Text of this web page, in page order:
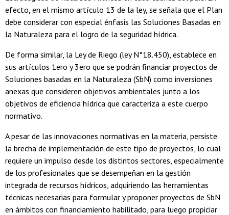
efecto, en el mismo artículo 13 de la ley, se señala que el Plan
debe considerar con especial énfasis las Soluciones Basadas en
la Naturaleza para el logro de la seguridad hídrica.
De forma similar, la Ley de Riego (ley N°18.450), establece en
sus artículos 1ero y 3ero que se podrán financiar proyectos de
Soluciones basadas en la Naturaleza (SbN) como inversiones
anexas que consideren objetivos ambientales junto a los
objetivos de eficiencia hídrica que caracteriza a este cuerpo
normativo.
A pesar de las innovaciones normativas en la materia, persiste
la brecha de implementación de este tipo de proyectos, lo cual
requiere un impulso desde los distintos sectores, especialmente
de los profesionales que se desempeñan en la gestión
integrada de recursos hídricos, adquiriendo las herramientas
técnicas necesarias para formular y proponer proyectos de SbN
en ámbitos con financiamiento habilitado, para luego propiciar